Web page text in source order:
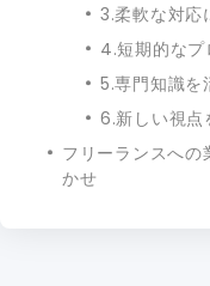
3.柔軟な対応
4.短期的なプ
5.専門知識を
6.新しい視点
フリーランスへの
かせ